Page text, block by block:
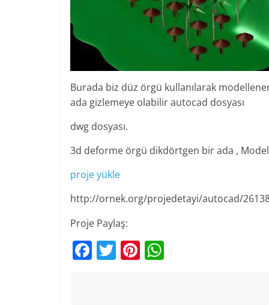
Burada biz düz örgü kullanılarak
ada gizlemeye olabilir autocad dosyası
dwg dosyası.
3d deforme örgü dikdörtgen bir ada ,
proje yükle
http://ornek.org/projedetayi/autocad/
Proje Paylaş:
F T Pi